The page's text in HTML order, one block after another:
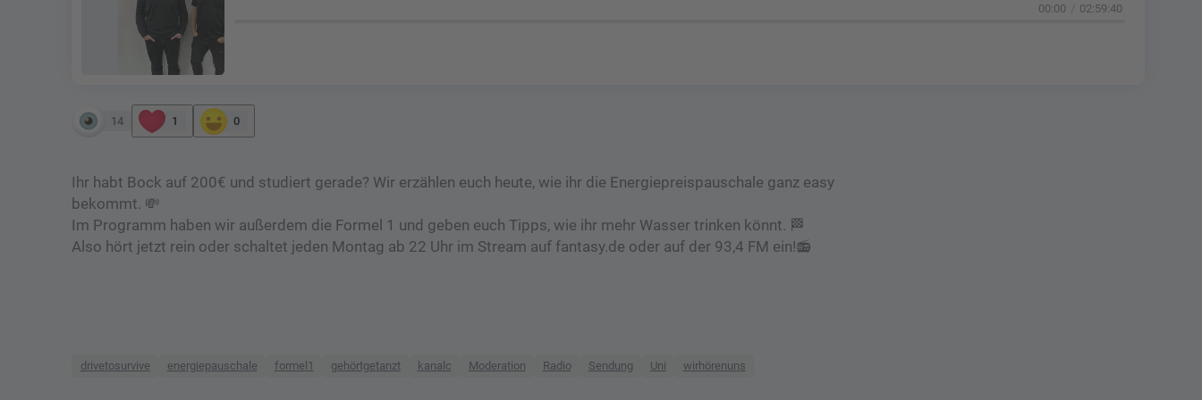
00:00 02:59:40
14 1 0
Ihr habt Bock auf 200€ und studiert gerade? Wir erzählen euch heute, wie ihr die Energiepreispauschale ganz easy
bekommt. 💸
Im Programm haben wir außerdem die Formel 1 und geben euch Tipps, wie ihr mehr Wasser trinken könnt. 🏁
Also hört jetzt rein oder schaltet jeden Montag ab 22 Uhr im Stream auf fantasy.de oder auf der 93,4 FM ein!📻
drivetosurvive energiepauschale formel1 gehörtgetanzt kanalc Moderation Radio Sendung Uni wirhörenuns